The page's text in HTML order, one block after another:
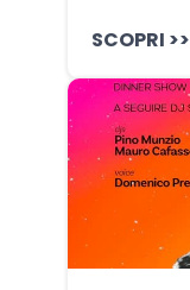
SCOPRI >>